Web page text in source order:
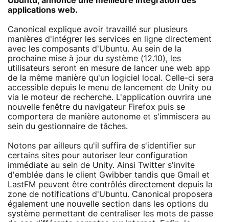
applications web.
Canonical explique avoir travaillé sur plusieurs
manières d'intégrer les services en ligne directement
avec les composants d'Ubuntu. Au sein de la
prochaine mise à jour du système (12.10), les
utilisateurs seront en mesure de lancer une web app
de la même manière qu'un logiciel local. Celle-ci sera
accessible depuis le menu de lancement de Unity ou
via le moteur de recherche. L'application ouvrira une
nouvelle fenêtre du navigateur Firefox puis se
comportera de manière autonome et s'immiscera au
sein du gestionnaire de tâches.
Notons par ailleurs qu'il suffira de s'identifier sur
certains sites pour autoriser leur configuration
immédiate au sein de Unity. Ainsi Twitter s'invite
d'emblée dans le client Gwibber tandis que Gmail et
LastFM peuvent être contrôlés directement depuis la
zone de notifications d'Ubuntu. Canonical proposera
également une nouvelle section dans les options du
système permettant de centraliser les mots de passe